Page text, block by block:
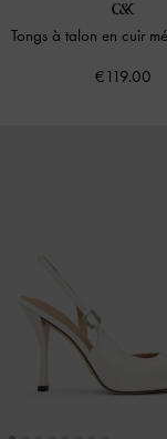
Tongs à talon en cuir
€119.00